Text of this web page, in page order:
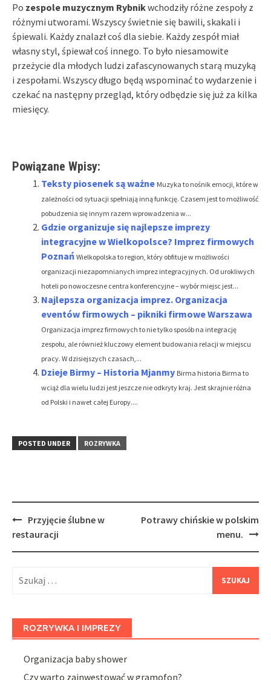
Po zespole muzycznym Rybnikwchodziły różne zespoły z
różnymi utworami. Wszyscy świetnie się bawili, skakali i
śpiewali. Każdy znalazł coś dla siebie. Każdy zespół miał
własny styl, śpiewał coś innego. To było niesamowite
przeżycie dla młodych ludzi zafascynowanych starą muzyką
i zespołami. Wszyscy długo będą wspominać to wydarzenie i
czekać na następny przegląd, który odbędzie się już za kilka
miesięcy.
Powiązane Wpisy:
Teksty piosenek są ważne Muzyka to nośnik emocji, które w
zależności od sytuacji spełniają inną funkcję. Czasem jest to możliwość
pobudzenia się innym razem wprowadzenia w...
Gdzie organizuje się najlepsze imprezy
integracyjne w Wielkopolsce? Imprez firmowych
Poznań Wielkopolska to region, który obfituje w możliwości
organizacji niezapomnianych imprez integracyjnych. Od urokliwych
hoteli po nowoczesne centra konferencyjne – wybór miejsc jest...
Najlepsza organizacja imprez. Organizacja
eventów firmowych – pikniki firmowe Warszawa
Organizacja imprez firmowych to nie tylko sposób na integrację
zespołu, ale również kluczowy element budowania relacji w miejscu
pracy. W dzisiejszych czasach,...
Dzieje Birmy – Historia Mjanmy Birma historia Birma to
wciąż dla wielu ludzi jest jeszcze nie odkryty kraj. Jest skrajnie różna
od Polski i nawet całej Europy....
POSTED UNDER ROZRYWKA
Post
navigation
Przyjęcie ślubne w
restauracji
Potrawy chińskie w polskim
menu.
ROZRYWKA I IMPREZY
Organizacja baby shower
Czy warto zainwestować w gramofon?